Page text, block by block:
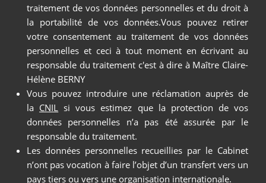
traitement de vos données personnelles et du droit à
la portabilité de vos données.Vous pouvez retirer
votre consentement au traitement de vos données
personnelles et ceci à tout moment en écrivant au
responsable du traitement c'est à dire à Maître Claire-
Hélène BERNY
Vous pouvez introduire une réclamation auprès de
la CNIL si vous estimez que la protection de vos
données personnelles n’a pas été assurée par le
responsable du traitement.
Les données personnelles recueillies par le Cabinet
n’ont pas vocation à faire l’objet d’un transfert vers un
pays tiers ou vers une organisation internationale.